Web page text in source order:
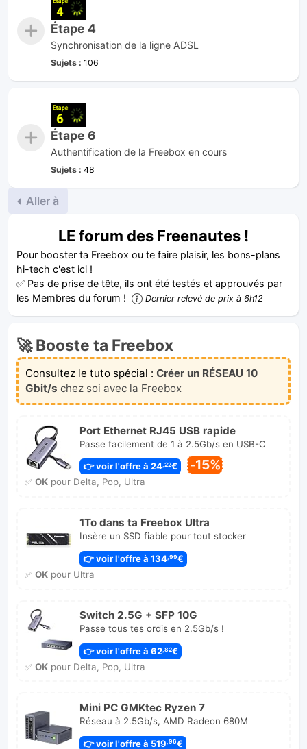
Étape 4
Synchronisation de la ligne ADSL
Sujets : 106
Étape 6
Authentification de la Freebox en cours
Sujets : 48
Aller à
LE forum des Freenautes !
Pour booster ta Freebox ou te faire plaisir, les bons-plans
hi-tech c'est ici !
✅ Pas de prise de tête, ils ont été testés et approuvés par
les Membres du forum !
Dernier relevé de prix à 6h12
🚀 Booste ta Freebox
Consultez le tuto spécial : Créer un RÉSEAU 10
Gbit/s chez soi avec la Freebox
Port Ethernet RJ45 USB rapide
Passe facilement de 1 à 2.5Gb/s en USB-C
👉 voir l'offre à 24 ,22€ -15%
✅ OKpour Delta, Pop, Ultra
1To dans ta Freebox Ultra
Insère un SSD fiable pour tout stocker
👉 voir l'offre à 134 ,99€
✅ OKpour Ultra
Switch 2.5G + SFP 10G
Passe tous tes ordis en 2.5Gb/s !
👉 voir l'offre à 62,82€
✅ OKpour Delta, Pop, Ultra
Mini PC GMKtec Ryzen 7
Réseau à 2.5Gb/s, AMD Radeon 680M
👉 voir l'offre à 519,96€